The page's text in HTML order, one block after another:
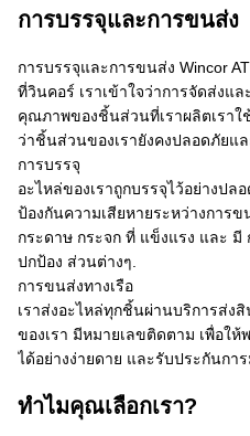
การบรรจุและการขนส่ง
การบรรจุและการขนส่ง Wincor
ที่วินคอร์ เราเข้าใจว่าการจัดส่งแ
คุณภาพของชิ้นส่วนที่เราผลิตเรา
ว่าชิ้นส่วนของเรายังคงปลอดภัยแ
การบรรจุ
อะไหล่ของเราถูกบรรจุไว้อย่างปล
ป้องกันความเสียหายระหว่างการ
กระดาษ กระจก ที่ แข็งแรง และ มี
ปกป้อง ส่วนต่างๆ.
การขนส่งทางเรือ
เราส่งอะไหล่ทุกชิ้นผ่านบริการส่ง
ของเรา มีหมายเลขติดตาม เพื่อใ
ได้อย่างง่ายดาย และรับประกันกา
ทําไมคุณเลือกเรา?